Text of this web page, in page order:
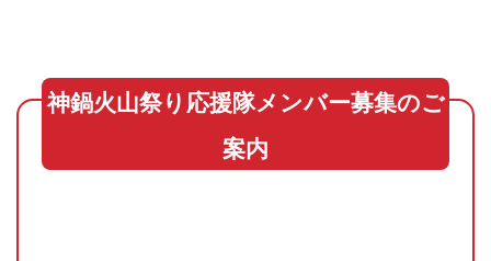
神鍋火山祭り応援隊メンバー募集のご
案内